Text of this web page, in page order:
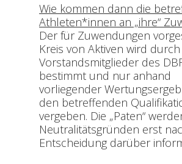
Wie kommen dann die
Athleten*innen an „ihre“
Der für Zuwendungen
Kreis von Aktiven wird
Vorstandsmitglieder des
bestimmt und nur anhand
vorliegender
den betreffenden
vergeben. Die „Paten“
Neutralitätsgründen erst
Entscheidung darüber